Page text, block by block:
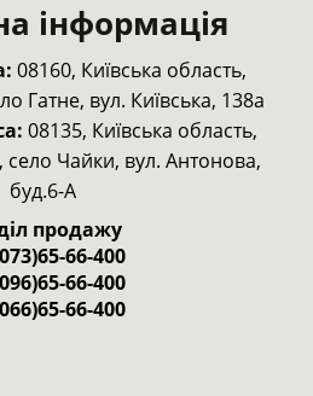
інформація
08160, Київська область,
Гатне, вул. Київська, 138а
08135, Київська область,
Чайки, вул. Антонова,
буд.6-А
продажу
66-400
66-400
66-400